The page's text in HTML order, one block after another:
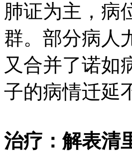
肺证为主，病
群。部分病人
又合并了诺如
子的病情迁延
治疗：解表清